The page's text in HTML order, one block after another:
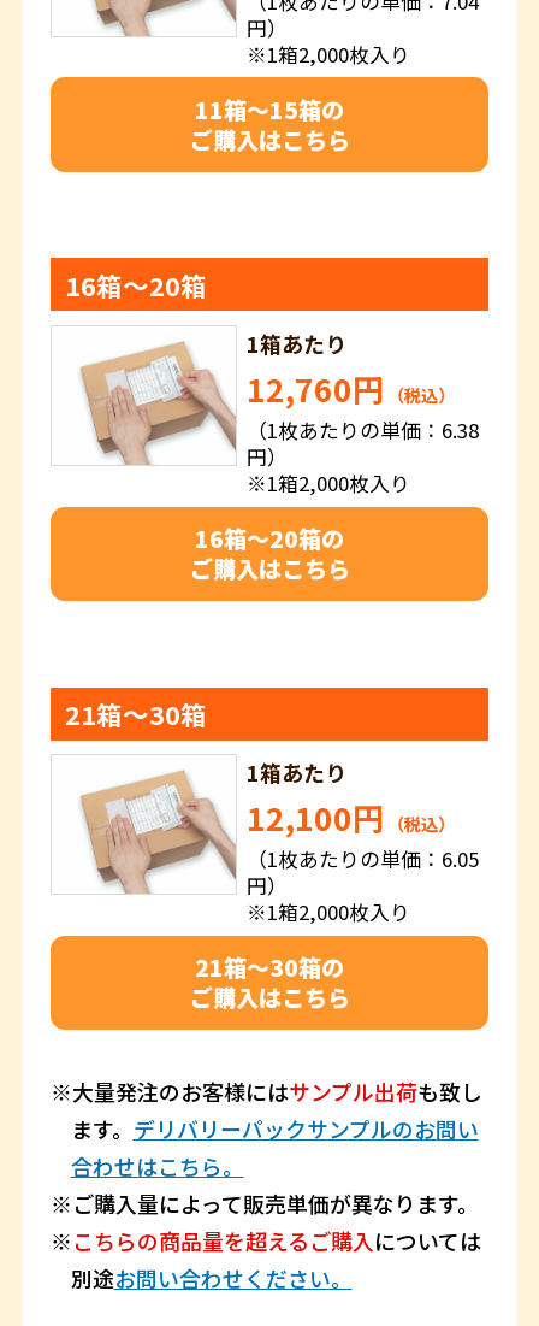
円）
※1箱2,000枚入り
11箱～15箱の
ご購入はこちら
16箱～20箱
1箱あたり
12,760円 （税込）
（1枚あたりの単価：6.38
円）
※1箱2,000枚入り
16箱～20箱の
ご購入はこちら
21箱～30箱
1箱あたり
12,100円 （税込）
（1枚あたりの単価：6.05
円）
※1箱2,000枚入り
21箱～30箱の
ご購入はこちら
大量発注のお客様にはサンプル出荷も致し
ます。 デリバリーパックサンプルのお問い
合わせはこちら。
ご購入量によって販売単価が異なります。
こちらの商品量を超えるご購入については
別途お問い合わせください。